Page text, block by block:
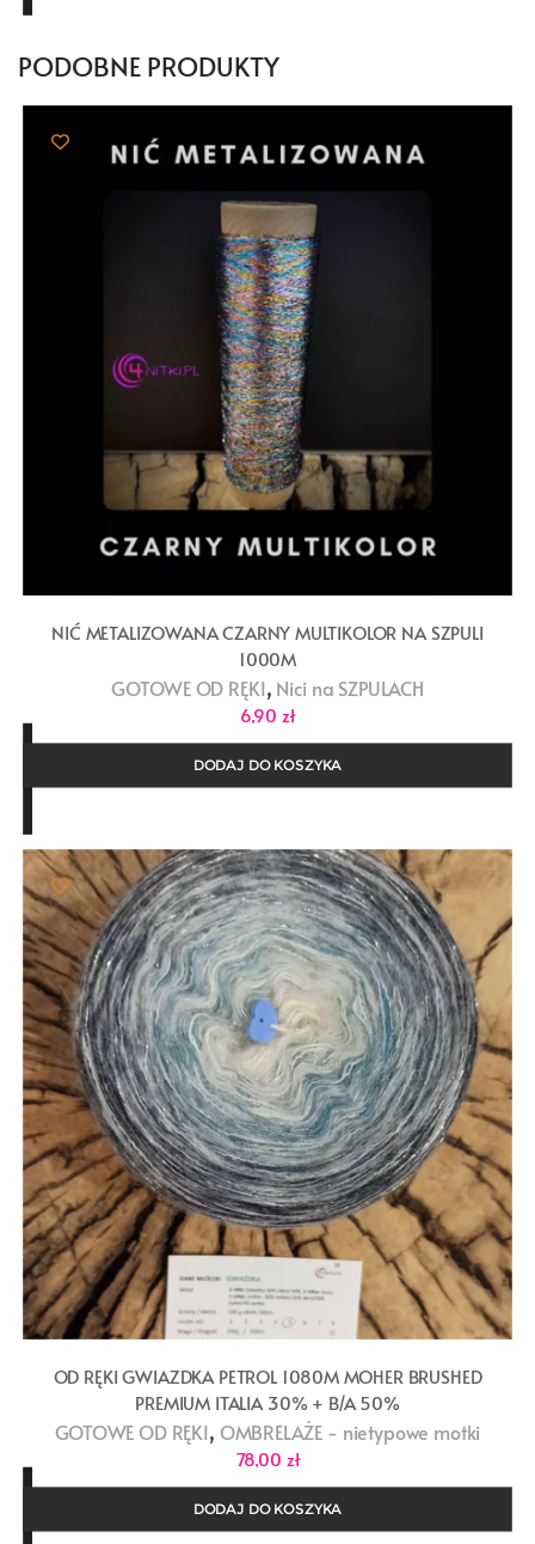
PODOBNE PRODUKTY
NIĆ METALIZOWANA CZARNY MULTIKOLOR NA SZPULI
1000M
GOTOWE OD RĘKI, Nici na SZPULACH
6,90 zł
DODAJ DO KOSZYKA
OD RĘKI GWIAZDKA PETROL 1080M MOHER BRUSHED
PREMIUM ITALIA 30% + B/A 50%
GOTOWE OD RĘKI, OMBRELAŻE - nietypowe motki
78,00 zł
DODAJ DO KOSZYKA